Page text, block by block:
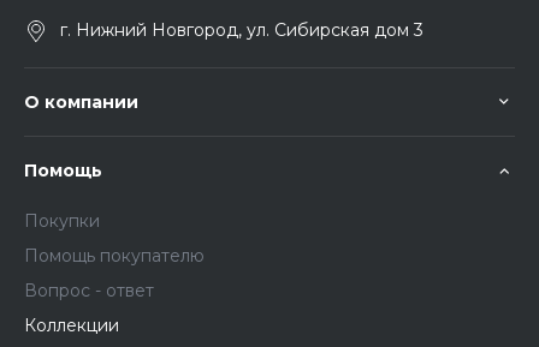
г. Нижний Новгород, ул. Сибирская дом 3
О компании
Помощь
Покупки
Помощь покупателю
Вопрос - ответ
Коллекции